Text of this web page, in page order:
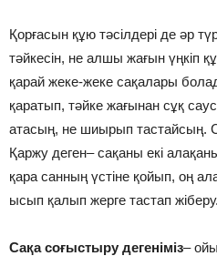
Қорғасын құю тәсілдері де әр
тәйкесін, не алшы жағын үңкіп
қарай жеке-жеке сақалары
қаратып, тәйке жағынан сұқ
атасың, не шиырып тастайсың.
Қаржу деген– сақаны екі
қара санның үстіне қойып, оң
ысып қалып жерге тастап жіберу.
Сақа соғыстыру дегеніміз–